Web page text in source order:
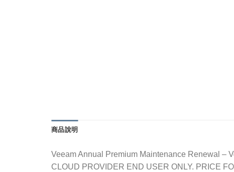
商品說明
Veeam Annual Premium Maintenance Renewal –
CLOUD PROVIDER END USER ONLY. PRICE